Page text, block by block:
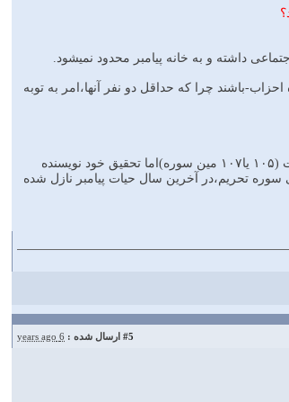
جمله دلایل قرآنی شیعه است که نشان میدهد همه همسران پیامبر ،نمی توانند مصداق آیه تطهیر-آیه ۳۳سوره احزاب-باشند چرا که حداقل دو نفر آنها،امر به توبه
در کتاب سیر تحول قرآن مرحوم مهندس بازرگان، بررسی لیستهای موجود از ترتیب نزول نشان میدهد که جزو سوره های آخر است (۱۰۵ یا۱۰۷ مین سوره)اما تحقیق خود نویسنده
است.یعنی سوره تحریم،در آخرین سال حیات پیامبر نازل شده
#5 ارسال شده : 6 years ago